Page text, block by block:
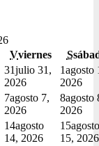
Vviernes S
31julio 31,
2026
1agosto
2026
7agosto 7,
2026
8agosto
2026
14agosto
14, 2026
15agosto
15, 2026